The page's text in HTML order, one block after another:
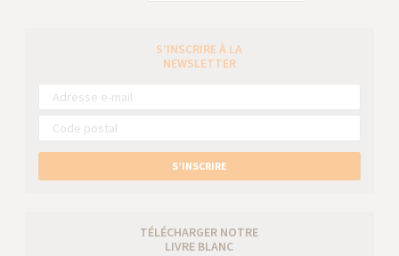
S’INSCRIRE À LA
NEWSLETTER
S’INSCRIRE
TÉLÉCHARGER NOTRE
LIVRE BLANC